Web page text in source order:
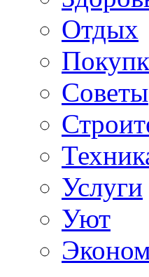
Отдых
Советы
Услуги
Уют